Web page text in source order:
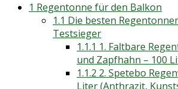
1 Regentonne für den Balkon
1.1 Die besten
Testsieger
1.1.1 1. Faltbare
und Zapfhahn – 100
1.1.2 2. Spetebo
Liter (Anthrazit,